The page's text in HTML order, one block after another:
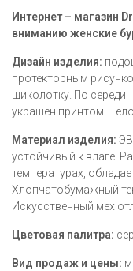
Интернет – магазин
вниманию женские
Дизайн изделия:
протекторным
щиколотку. По
украшен принтом –
Материал изделия:
устойчивый к влаге.
температурах,
Хлопчатобумажный
Искусственный мех
Цветовая палитра:
Вид продаж и цены: